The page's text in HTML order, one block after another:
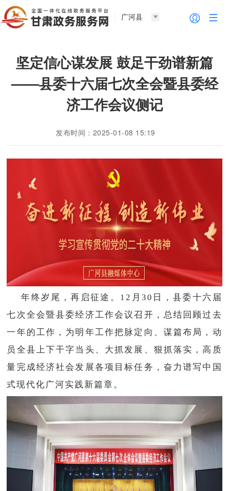
广河县
坚定信心谋发展 鼓足干劲谱新篇
——县委十六届七次全会暨县委经
济工作会议侧记
发布时间：2025-01-08 15:19
年终岁尾，再启征途。12月30日，县委十六届
七次全会暨县委经济工作会议召开，总结回顾过去
一年的工作，为明年工作把脉定向、谋篇布局，动
员全县上下干字当头、大抓发展、狠抓落实，高质
量完成经济社会发展各项目标任务，奋力谱写中国
式现代化广河实践新篇章。